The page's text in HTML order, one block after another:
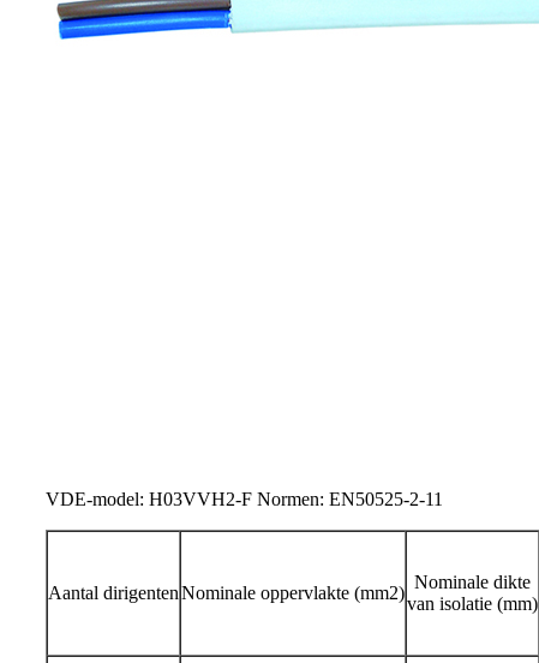
VDE-model: H03VVH2-F Normen: EN50525-2-11
Aantal dirigentenNominale oppervlakte (mm2)
Nominale dikte
van isolatie (mm)